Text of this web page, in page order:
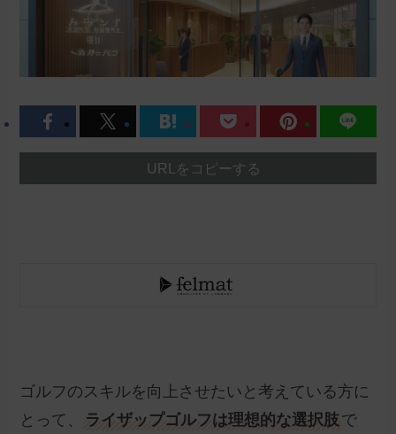
URLをコピーする
ゴルフのスキルを向上させたいと考えている方に
とって、
ライザップゴルフは理想的な選択肢で